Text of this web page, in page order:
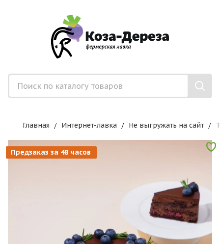
Главная Интернет-лавка Не выгружать на сайт
Предзаказ за 48 часов